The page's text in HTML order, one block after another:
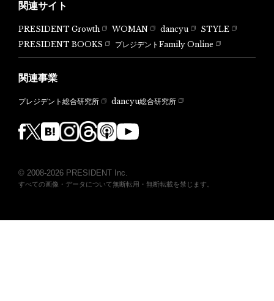
関連サイト
PRESIDENT Growth WOMAN dancyu
STYLE
PRESIDENT BOOKS
プレジデントFamily Online
関連事業
プレジデント総合研究所 dancyu総合研究所
© 2008-2026 PRESIDENT Inc.
すべての画像・データについて無断転用・無断転載を禁じます。